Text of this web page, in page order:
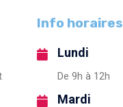
Info horaires
Lundi
De 9h à 12h
Mardi